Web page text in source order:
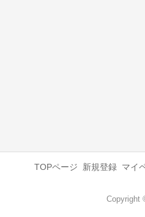
TOPページ 新規登録 マイ
Copyright